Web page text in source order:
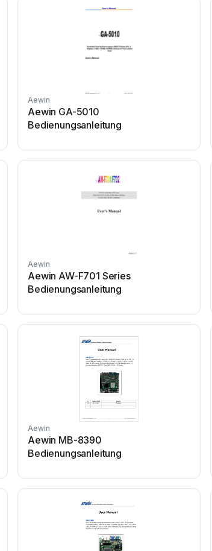
Aewin
Aewin GA-5010
Bedienungsanleitung
Aewin
Aewin AW-F701 Series
Bedienungsanleitung
Aewin
Aewin MB-8390
Bedienungsanleitung